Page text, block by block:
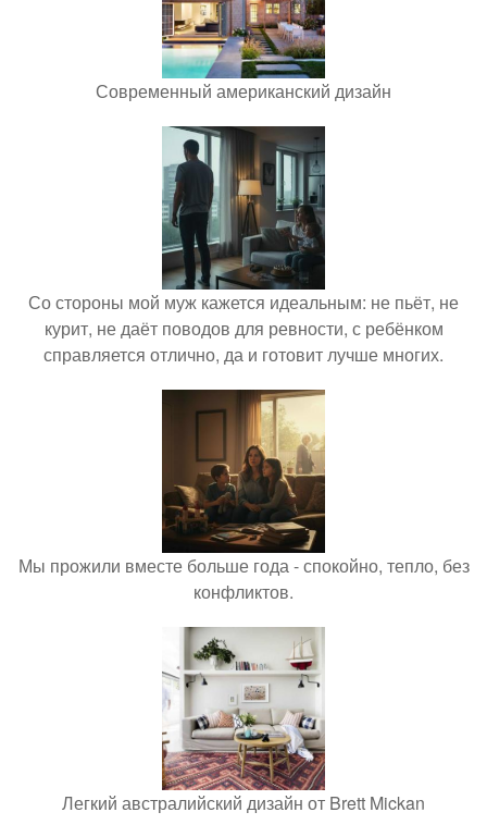
Современный американский дизайн
Со стороны мой муж кажется идеальным: не пьёт, не
курит, не даёт поводов для ревности, с ребёнком
справляется отлично, да и готовит лучше многих.
Мы прожили вместе больше года - спокойно, тепло, без
конфликтов.
Легкий австралийский дизайн от Brett Mickan